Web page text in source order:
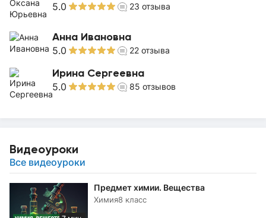
5.0 23 отзыва
Анна Ивановна
5.0 22 отзыва
Ирина Сергеевна
5.0 85 отзывов
Видеоуроки
Все видеоуроки
Предмет химии. Вещества
Химия8 класс